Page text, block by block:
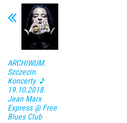
ARCHIWUM.
Szczecin.
Koncerty. ♪
19.10.2018.
Jean Marx
Express @ Free
Blues Club